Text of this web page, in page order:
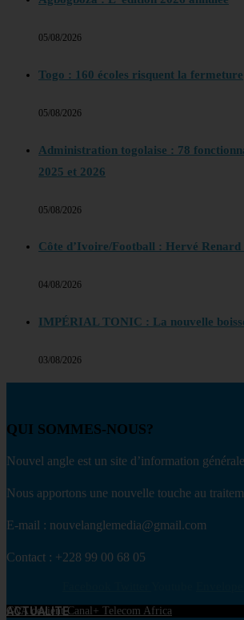
05/08/2026
Togo : 160 écoles risquent la fermeture
05/08/2026
Administration togolaise : 78
2025 et 2026
05/08/2026
Côte d’Ivoire/Football : Hervé
04/08/2026
IMPÉRIAL TONIC : La nouvelle
03/08/2026
QUI SOMMES-NOUS?
Nouvel angle est un site d’information
Nous apportons une nouvelle touche au
E-mail : nouvelanglemedia@gmail.com
Contact : +228 99 00 68 05
ACTUALITE
GVA devient Canal+ Telecom Africa